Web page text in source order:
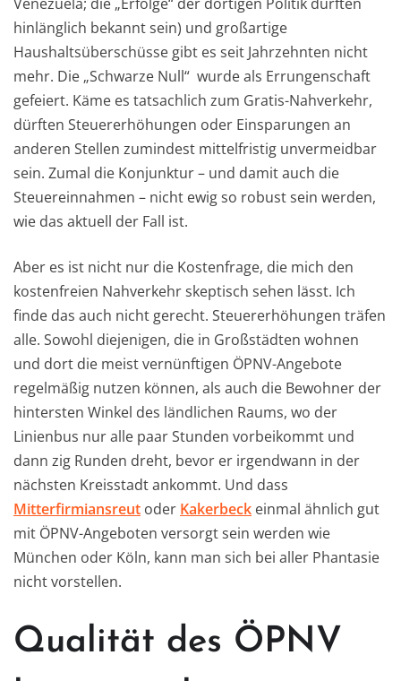
hinlänglich bekannt sein) und großartige
Haushaltsüberschüsse gibt es seit Jahrzehnten nicht
mehr. Die „Schwarze Null“ wurde als Errungenschaft
gefeiert. Käme es tatsachlich zum Gratis-Nahverkehr,
dürften Steuererhöhungen oder Einsparungen an
anderen Stellen zumindest mittelfristig unvermeidbar
sein. Zumal die Konjunktur – und damit auch die
Steuereinnahmen – nicht ewig so robust sein werden,
wie das aktuell der Fall ist.
Aber es ist nicht nur die Kostenfrage, die mich den
kostenfreien Nahverkehr skeptisch sehen lässt. Ich
finde das auch nicht gerecht. Steuererhöhungen träfen
alle. Sowohl diejenigen, die in Großstädten wohnen
und dort die meist vernünftigen ÖPNV-Angebote
regelmäßig nutzen können, als auch die Bewohner der
hintersten Winkel des ländlichen Raums, wo der
Linienbus nur alle paar Stunden vorbeikommt und
dann zig Runden dreht, bevor er irgendwann in der
nächsten Kreisstadt ankommt. Und dass
Mitterfirmiansreut oder Kakerbeck einmal ähnlich gut
mit ÖPNV-Angeboten versorgt sein werden wie
München oder Köln, kann man sich bei aller Phantasie
nicht vorstellen.
Qualität des ÖPNV